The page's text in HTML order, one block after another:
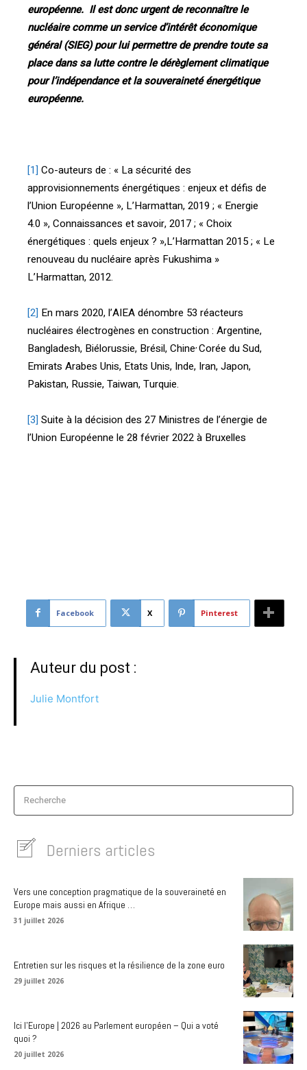
européenne. Il est donc urgent de reconnaître le
nucléaire comme un service d’intérêt économique
général (SIEG) pour lui permettre de prendre toute sa
place dans sa lutte contre le dérèglement climatique
pour l’indépendance et la souveraineté énergétique
européenne.
[1] Co-auteurs de : « La sécurité des
approvisionnements énergétiques : enjeux et défis de
l’Union Européenne », L’Harmattan, 2019 ; « Energie
4.0 », Connaissances et savoir, 2017 ; « Choix
énergétiques : quels enjeux ? »,L’Harmattan 2015 ; « Le
renouveau du nucléaire après Fukushima »
L’Harmattan, 2012.
[2] En mars 2020, l’AIEA dénombre 53 réacteurs
nucléaires électrogènes en construction : Argentine,
Bangladesh, Biélorussie, Brésil, Chine,Corée du Sud,
Emirats Arabes Unis, Etats Unis, Inde, Iran, Japon,
Pakistan, Russie, Taiwan, Turquie.
[3] Suite à la décision des 27 Ministres de l’énergie de
l’Union Européenne le 28 février 2022 à Bruxelles
Facebook X Pinterest
Auteur du post :
Julie Montfort
Recherche
Derniers articles
Vers une conception pragmatique de la souveraineté en
Europe mais aussi en Afrique …
31 juillet 2026
Entretien sur les risques et la résilience de la zone euro
29 juillet 2026
Ici l’Europe | 2026 au Parlement européen – Qui a voté
quoi ?
20 juillet 2026